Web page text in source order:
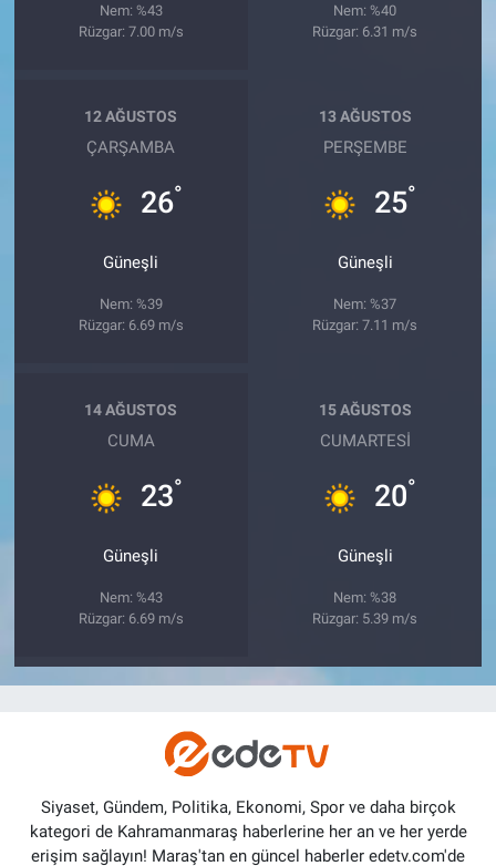
Nem: %43
Rüzgar: 7.00 m/s
Nem: %40
Rüzgar: 6.31 m/s
12 AĞUSTOS
ÇARŞAMBA
26°
Güneşli
Nem: %39
Rüzgar: 6.69 m/s
13 AĞUSTOS
PERŞEMBE
25°
Güneşli
Nem: %37
Rüzgar: 7.11 m/s
14 AĞUSTOS
CUMA
23°
Güneşli
Nem: %43
Rüzgar: 6.69 m/s
15 AĞUSTOS
CUMARTESI
20°
Güneşli
Nem: %38
Rüzgar: 5.39 m/s
Siyaset, Gündem, Politika, Ekonomi, Spor ve daha birçok
kategori de Kahramanmaraş haberlerine her an ve her yerde
erişim sağlayın! Maraş'tan en güncel haberler edetv.com'de